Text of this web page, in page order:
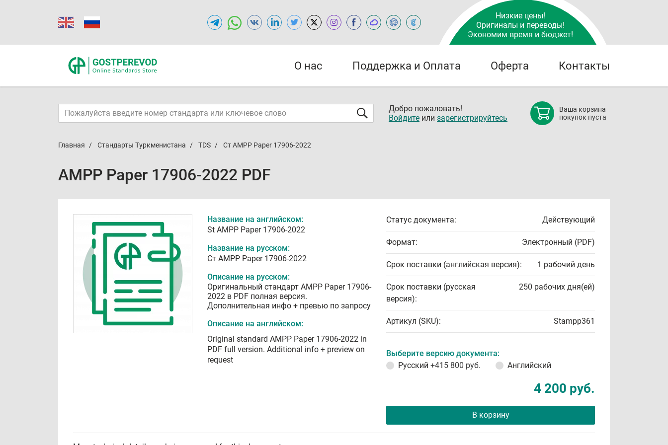
Низкие цены!
Оригиналы и переводы!
Экономим время и бюджет!
О нас Поддержка и Оплата Оферта Контакты
Добро пожаловать!
Войдите или зарегистрируйтесь
Ваша корзина
покупок пуста
Главная Стандарты Туркменистана TDS Ст AMPP Paper 17906-2022
AMPP Paper 17906-2022 PDF
Название на английском:
St AMPP Paper 17906-2022
Название на русском:
Ст AMPP Paper 17906-2022
Описание на русском:
Оригинальный стандарт AMPP Paper 17906-
2022 в PDF полная версия.
Дополнительная инфо + превью по запросу
Описание на английском:
Original standard AMPP Paper 17906-2022 in
PDF full version. Additional info + preview on
request
Статус документа: Действующий
Формат: Электронный (PDF)
Срок поставки (английская версия): 1 рабочий день
Срок поставки (русская
версия):
250 рабочих дня(ей)
Артикул (SKU): Stampp361
Выберите версию документа:
Русский +415 800 руб. Английский
4 200 руб.
В корзину